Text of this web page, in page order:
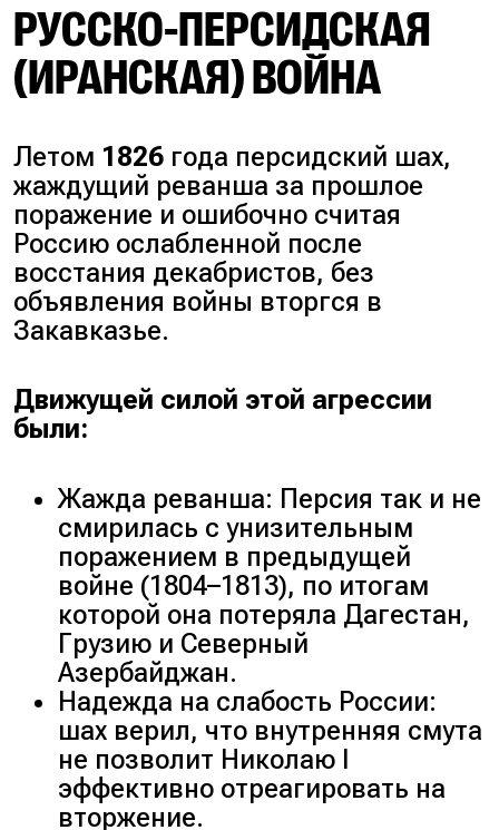
РУССКО-ПЕРСИДСКАЯ
(ИРАНСКАЯ) ВОЙНА
Летом 1826 года персидский шах,
жаждущий реванша за прошлое
поражение и ошибочно считая
Россию ослабленной после
восстания декабристов, без
объявления войны вторгся в
Закавказье.
Движущей силой этой агрессии
были:
Жажда реванша: Персия так и не
смирилась с унизительным
поражением в предыдущей
войне (1804–1813), по итогам
которой она потеряла Дагестан,
Грузию и Северный
Азербайджан.
Надежда на слабость России:
шах верил, что внутренняя смута
не позволит Николаю I
эффективно отреагировать на
вторжение.